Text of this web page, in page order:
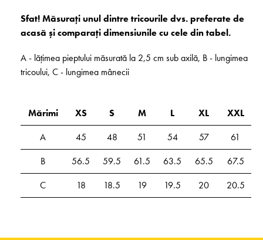
Sfat! Măsurați unul dintre tricourile dvs. preferate de
acasă și comparați dimensiunile cu cele din tabel.
A - lățimea pieptului măsurată la 2,5 cm sub axilă, B - lungimea
tricoului, C - lungimea mânecii
Mărimi XS S M L XL
XXL
A
45 48 51 54 57
61
B
56.5 59.5 61.5 63.5 65.5
67.5
C
18 18.5 19 19.5 20 20.5